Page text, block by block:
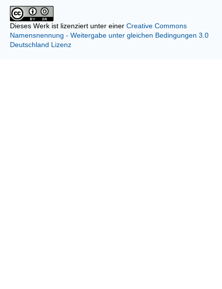
Dieses Werk ist lizenziert unter einer Creative Commons
Namensnennung - Weitergabe unter gleichen Bedingungen 3.0
Deutschland Lizenz